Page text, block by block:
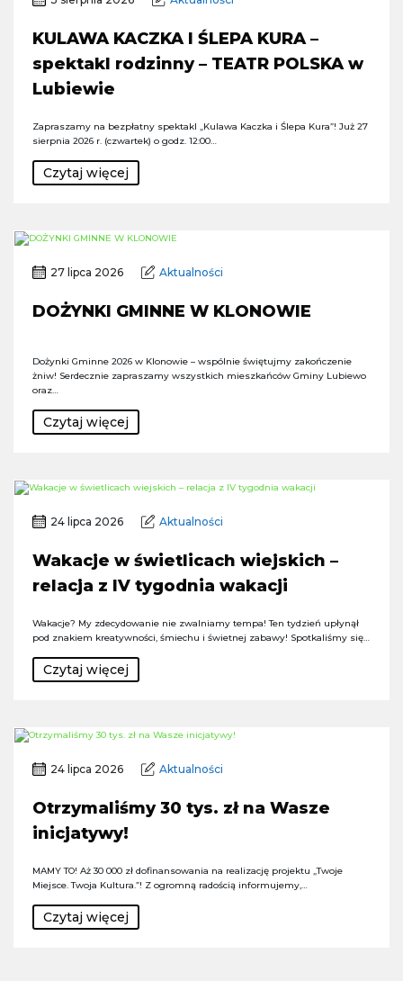
KULAWA KACZKA I ŚLEPA KURA –
spektakl rodzinny – TEATR POLSKA w
Lubiewie
Zapraszamy na bezpłatny spektakl „Kulawa Kaczka i Ślepa Kura”! Już 27
sierpnia 2026 r. (czwartek) o godz. 12:00…
Czytaj więcej
27 lipca 2026 Aktualności
DOŻYNKI GMINNE W KLONOWIE
Dożynki Gminne 2026 w Klonowie – wspólnie świętujmy zakończenie
żniw! Serdecznie zapraszamy wszystkich mieszkańców Gminy Lubiewo
oraz…
Czytaj więcej
24 lipca 2026 Aktualności
Wakacje w świetlicach wiejskich –
relacja z IV tygodnia wakacji
Wakacje? My zdecydowanie nie zwalniamy tempa! Ten tydzień upłynął
pod znakiem kreatywności, śmiechu i świetnej zabawy! Spotkaliśmy się…
Czytaj więcej
24 lipca 2026 Aktualności
Otrzymaliśmy 30 tys. zł na Wasze
inicjatywy!
MAMY TO! Aż 30 000 zł dofinansowania na realizację projektu „Twoje
Miejsce. Twoja Kultura.”! Z ogromną radością informujemy,…
Czytaj więcej